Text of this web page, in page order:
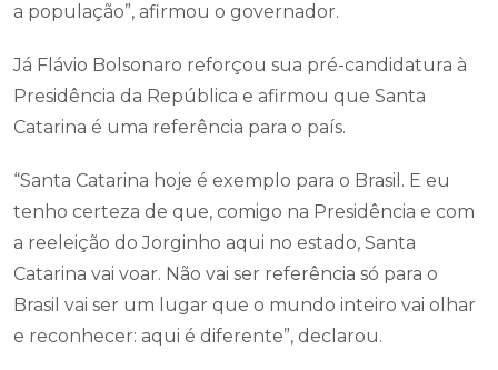
a população”, afirmou o governador.
Já Flávio Bolsonaro reforçou sua pré-candidatura à
Presidência da República e afirmou que Santa
Catarina é uma referência para o país.
“Santa Catarina hoje é exemplo para o Brasil. E eu
tenho certeza de que, comigo na Presidência e com
a reeleição do Jorginho aqui no estado, Santa
Catarina vai voar. Não vai ser referência só para o
Brasil vai ser um lugar que o mundo inteiro vai olhar
e reconhecer: aqui é diferente”, declarou.